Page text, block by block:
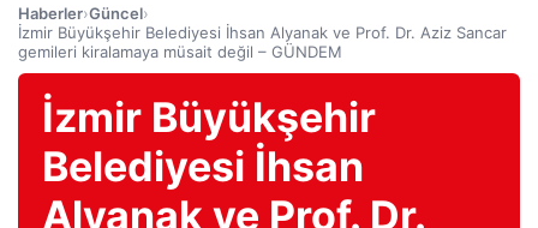
Haberler›Güncel›
İzmir Büyükşehir Belediyesi İhsan Alyanak ve Prof. Dr. Aziz Sancar
gemileri kiralamaya müsait değil – GÜNDEM
İzmir Büyükşehir
Belediyesi İhsan
Alyanak ve Prof. Dr.